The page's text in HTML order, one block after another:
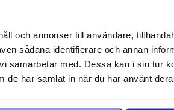
och annonser till användare,
sådana identifierare och annan
samarbetar med. Dessa kan i sin tur
de har samlat in när du har använt